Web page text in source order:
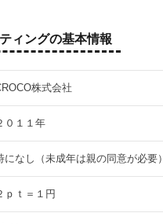
」
しよう
ィングの基本情報
株式会社
０１１年
になし（未成年は親の同意が必要）
ｐｔ＝１円